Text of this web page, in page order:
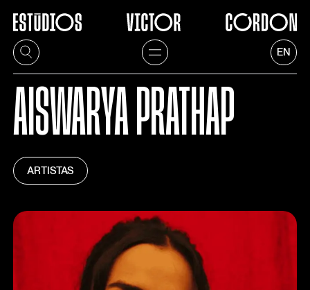
EN
AISWARYA PRATHAP
ARTISTAS